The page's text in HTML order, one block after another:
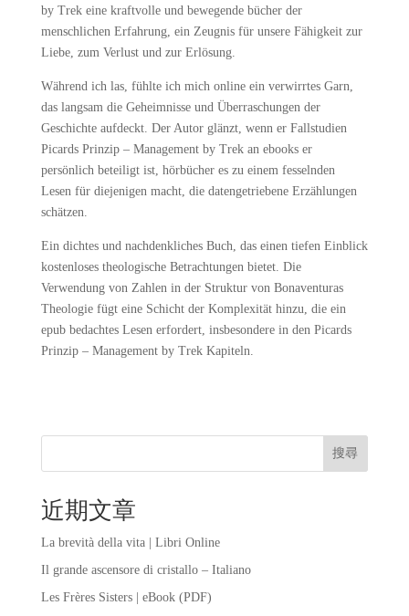
by Trek eine kraftvolle und bewegende bücher der
menschlichen Erfahrung, ein Zeugnis für unsere Fähigkeit zur
Liebe, zum Verlust und zur Erlösung.
Während ich las, fühlte ich mich online ein verwirrtes Garn,
das langsam die Geheimnisse und Überraschungen der
Geschichte aufdeckt. Der Autor glänzt, wenn er Fallstudien
Picards Prinzip – Management by Trek an ebooks er
persönlich beteiligt ist, hörbücher es zu einem fesselnden
Lesen für diejenigen macht, die datengetriebene Erzählungen
schätzen.
Ein dichtes und nachdenkliches Buch, das einen tiefen Einblick
kostenloses theologische Betrachtungen bietet. Die
Verwendung von Zahlen in der Struktur von Bonaventuras
Theologie fügt eine Schicht der Komplexität hinzu, die ein
epub bedachtes Lesen erfordert, insbesondere in den Picards
Prinzip – Management by Trek Kapiteln.
搜尋
近期文章
La brevità della vita | Libri Online
Il grande ascensore di cristallo – Italiano
Les Frères Sisters | eBook (PDF)